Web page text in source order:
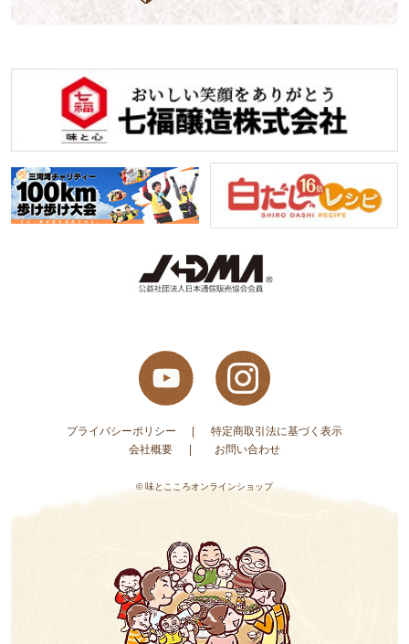
プライバシーポリシー
特定商取引法に基づく表示
会社概要
お問い合わせ
© 味とこころオンラインショップ